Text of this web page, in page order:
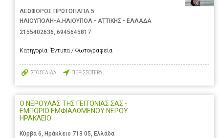
ΛΕΩΦΟΡΟΣ ΠΡΩΤΟΠΑΠΑ 5
ΗΛΙΟΥΠΟΛΗ-Α.ΗΛΙΟΥΠΟΛ - ΑΤΤΙΚΗΣ - ΕΛΛΑΔΑ
2155402636 6945645817
Κατηγορία: Έντυπα / Φωτογραφεία
ΙΣΤΟΣΕΛΙΔΑ ΠΕΡΙΣΣΟΤΕΡΑ
Ο ΝΕΡΟΥΛΑΣ ΤΗΣ ΓΕΙΤΟΝΙΑΣ ΣΑΣ -
ΕΜΠΟΡΙΟ ΕΜΦΙΑΛΩΜΕΝΟΥ ΝΕΡΟΥ
ΗΡΑΚΛΕΙΟ
Κύρβα 6, Ηράκλειο 713 05, Ελλάδα